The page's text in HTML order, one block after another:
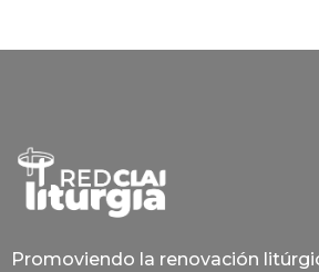
Promoviendo la renovación